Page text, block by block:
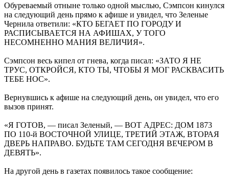
Обуреваемый отныне только одной мыслью, Сэмпсон кинулся
на следующий день прямо к афише и увидел, что Зеленые
Чернила ответили: «КТО БЕГАЕТ ПО ГОРОДУ И
РАСПИСЫВАЕТСЯ НА АФИШАХ, У ТОГО
НЕСОМНЕННО МАНИЯ ВЕЛИЧИЯ».
Сэмпсон весь кипел от гнева, когда писал: «ЗАТО Я НЕ
ТРУС, ОТКРОЙСЯ, КТО ТЫ, ЧТОБЫ Я МОГ РАСКВАСИТЬ
ТЕБЕ НОС».
Вернувшись к афише на следующий день, он увидел, что его
вызов принят.
«Я ГОТОВ, — писал Зеленый, — ВОТ АДРЕС: ДОМ 1873
ПО 110-й ВОСТОЧНОЙ УЛИЦЕ, ТРЕТИЙ ЭТАЖ, ВТОРАЯ
ДВЕРЬ НАПРАВО. БУДЬТЕ ТАМ СЕГОДНЯ ВЕЧЕРОМ В
ДЕВЯТЬ».
На другой день в газетах появилось такое сообщение: